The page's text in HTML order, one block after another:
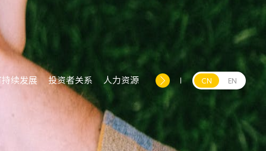
持续发展 投资者关系 人力资源 CN EN